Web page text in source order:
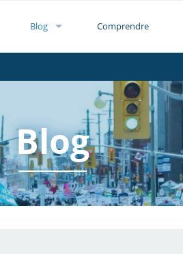
Blog Comprendre
Blog